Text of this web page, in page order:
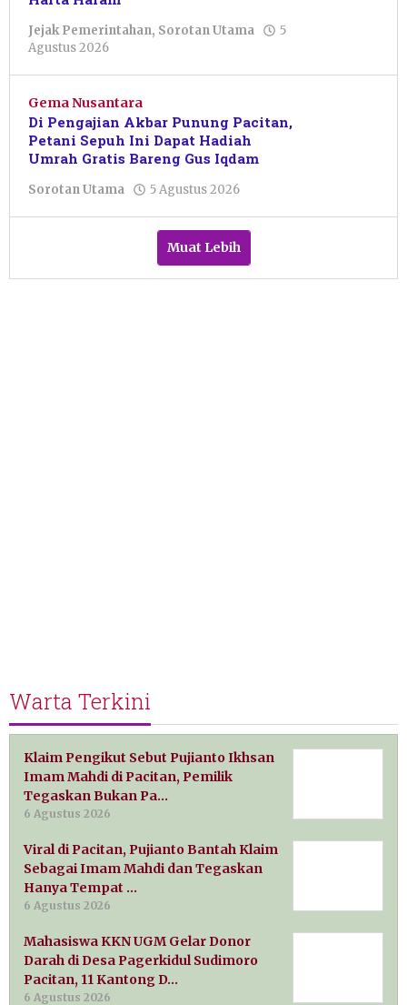
Jejak Pemerintahan, Sorotan Utama
5
Agustus 2026
Gema Nusantara
Di Pengajian Akbar Punung Pacitan,
Petani Sepuh Ini Dapat Hadiah
Umrah Gratis Bareng Gus Iqdam
Sorotan Utama 5 Agustus 2026
Muat Lebih
Warta Terkini
Klaim Pengikut Sebut Pujianto Ikhsan
Imam Mahdi di Pacitan, Pemilik
Tegaskan Bukan Pa…
6 Agustus 2026
Viral di Pacitan, Pujianto Bantah Klaim
Sebagai Imam Mahdi dan Tegaskan
Hanya Tempat …
6 Agustus 2026
Mahasiswa KKN UGM Gelar Donor
Darah di Desa Pagerkidul Sudimoro
Pacitan, 11 Kantong D…
6 Agustus 2026